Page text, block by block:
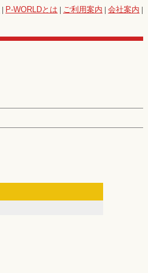
| P-WORLDとは | ご利用案内 | 会社案内 |